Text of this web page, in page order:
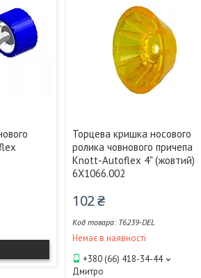
Торцева кришка носового
ролика човнового причепа
Knott-Autoflex 4" (жовтий)
6X1066.002
102 ₴
T6239-DEL
Немає в наявності
+380 (66) 418-34-44
Дмитро